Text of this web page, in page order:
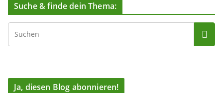
Suche & finde dein Thema:
Ja, diesen Blog abonnieren!